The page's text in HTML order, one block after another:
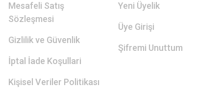
Mesafeli Satış
Sözleşmesi
Gizlilik ve Güvenlik
İptal İade Koşullari
Kişisel Veriler Politikası
Yeni Üyelik
Üye Girişi
Şifremi Unuttum